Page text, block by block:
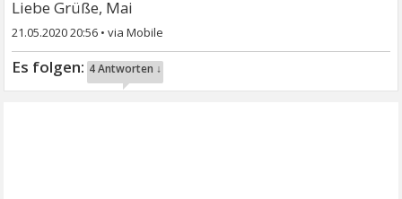
Liebe Grüße, Mai
21.05.2020 20:56 •
4 Antworten ↓